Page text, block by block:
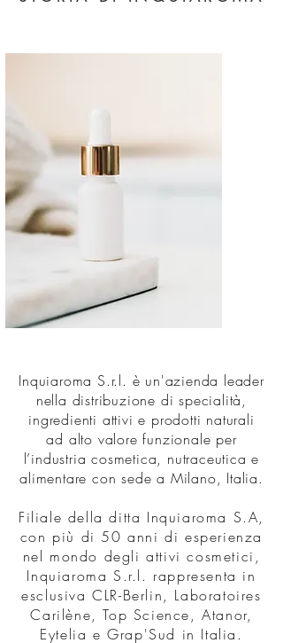
Inquiaroma S.r.l. è un'azienda leader
nella distribuzione di specialità,
ingredienti attivi e prodotti naturali
ad alto valore funzionale per
l’industria cosmetica, nutraceutica e
alimentare con sede a Milano, Italia.
Filiale della ditta Inquiaroma S.A,
con più di 50 anni di esperienza
nel mondo degli attivi cosmetici,
Inquiaroma S.r.l. rappresenta in
esclusiva CLR-Berlin, Laboratoires
Carilène, Top Science, Atanor,
Eytelia e Grap'Sud in Italia.